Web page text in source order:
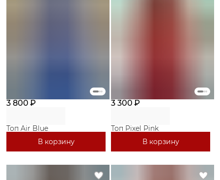
3 800 ₽
Топ Air Blue
В корзину
3 300 ₽
Топ Pixel Pink
В корзину